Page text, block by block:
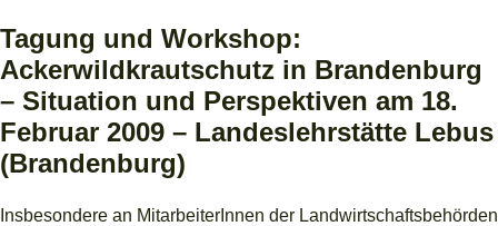
Tagung und Workshop:
Ackerwildkrautschutz in Brandenburg
– Situation und Perspektiven am 18.
Februar 2009 – Landeslehrstätte Lebus
(Brandenburg)
Insbesondere an MitarbeiterInnen der Landwirtschaftsbehörden